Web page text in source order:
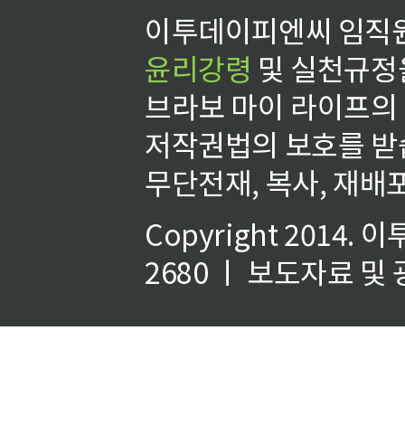
이투데이피엔씨 임
윤리강령 및 실천규
브라보 마이 라이프
저작권법의 보호를
무단전재, 복사, 재배
Copyright 2014. 이
2680 ㅣ 보도자료